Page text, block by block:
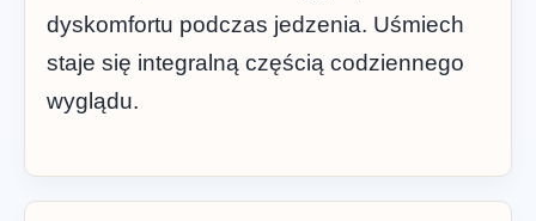
dyskomfortu podczas jedzenia. Uśmiech
staje się integralną częścią codziennego
wyglądu.